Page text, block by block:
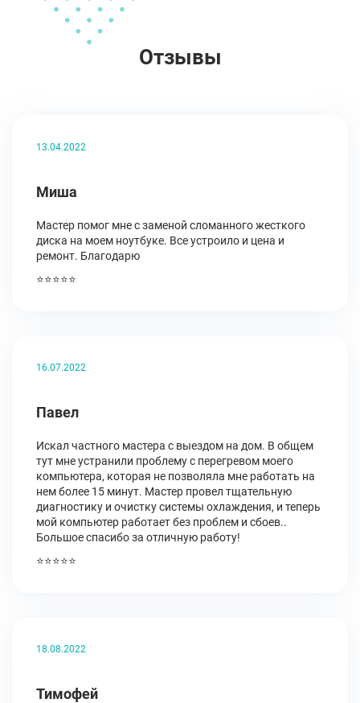
Отзывы
13.04.2022
Миша
Мастер помог мне с заменой сломанного жесткого
диска на моем ноутбуке. Все устроило и цена и
ремонт. Благодарю
⭐⭐⭐⭐⭐
16.07.2022
Павел
Искал частного мастера с выездом на дом. В общем
тут мне устранили проблему с перегревом моего
компьютера, которая не позволяла мне работать на
нем более 15 минут. Мастер провел тщательную
диагностику и очистку системы охлаждения, и теперь
мой компьютер работает без проблем и сбоев..
Большое спасибо за отличную работу!
⭐⭐⭐⭐⭐
18.08.2022
Тимофей